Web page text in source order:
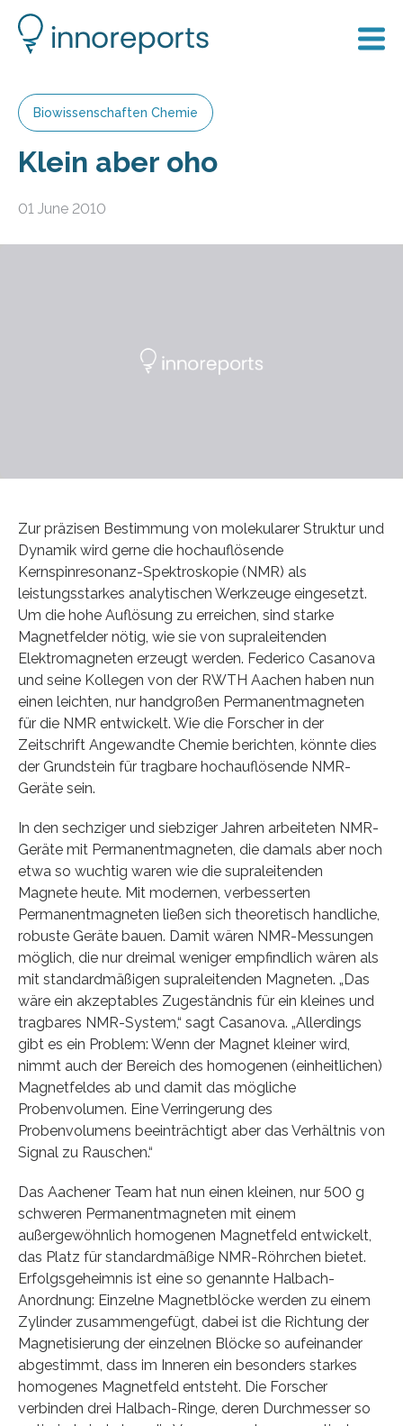
Biowissenschaften Chemie
Klein aber oho
01 June 2010
Zur präzisen Bestimmung von molekularer Struktur und
Dynamik wird gerne die hochauflösende
Kernspinresonanz-Spektroskopie (NMR) als
leistungsstarkes analytischen Werkzeuge eingesetzt.
Um die hohe Auflösung zu erreichen, sind starke
Magnetfelder nötig, wie sie von supraleitenden
Elektromagneten erzeugt werden. Federico Casanova
und seine Kollegen von der RWTH Aachen haben nun
einen leichten, nur handgroßen Permanentmagneten
für die NMR entwickelt. Wie die Forscher in der
Zeitschrift Angewandte Chemie berichten, könnte dies
der Grundstein für tragbare hochauflösende NMR-
Geräte sein.
In den sechziger und siebziger Jahren arbeiteten NMR-
Geräte mit Permanentmagneten, die damals aber noch
etwa so wuchtig waren wie die supraleitenden
Magnete heute. Mit modernen, verbesserten
Permanentmagneten ließen sich theoretisch handliche,
robuste Geräte bauen. Damit wären NMR-Messungen
möglich, die nur dreimal weniger empfindlich wären als
mit standardmäßigen supraleitenden Magneten. „Das
wäre ein akzeptables Zugeständnis für ein kleines und
tragbares NMR-System,“ sagt Casanova. „Allerdings
gibt es ein Problem: Wenn der Magnet kleiner wird,
nimmt auch der Bereich des homogenen (einheitlichen)
Magnetfeldes ab und damit das mögliche
Probenvolumen. Eine Verringerung des
Probenvolumens beeinträchtigt aber das Verhältnis von
Signal zu Rauschen.“
Das Aachener Team hat nun einen kleinen, nur 500 g
schweren Permanentmagneten mit einem
außergewöhnlich homogenen Magnetfeld entwickelt,
das Platz für standardmäßige NMR-Röhrchen bietet.
Erfolgsgeheimnis ist eine so genannte Halbach-
Anordnung: Einzelne Magnetblöcke werden zu einem
Zylinder zusammengefügt, dabei ist die Richtung der
Magnetisierung der einzelnen Blöcke so aufeinander
abgestimmt, dass im Inneren ein besonders starkes
homogenes Magnetfeld entsteht. Die Forscher
verbinden drei Halbach-Ringe, deren Durchmesser so